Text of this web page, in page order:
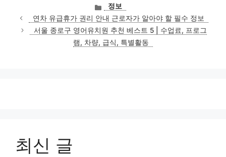
카
테
고
리
정보
연차 유급휴가 권리 안내 근로자가 알아야 할 필수 정보
서울 종로구 영어유치원 추천 베스트 5 | 수업료, 프로그
램, 차량, 급식, 특별활동
최신 글